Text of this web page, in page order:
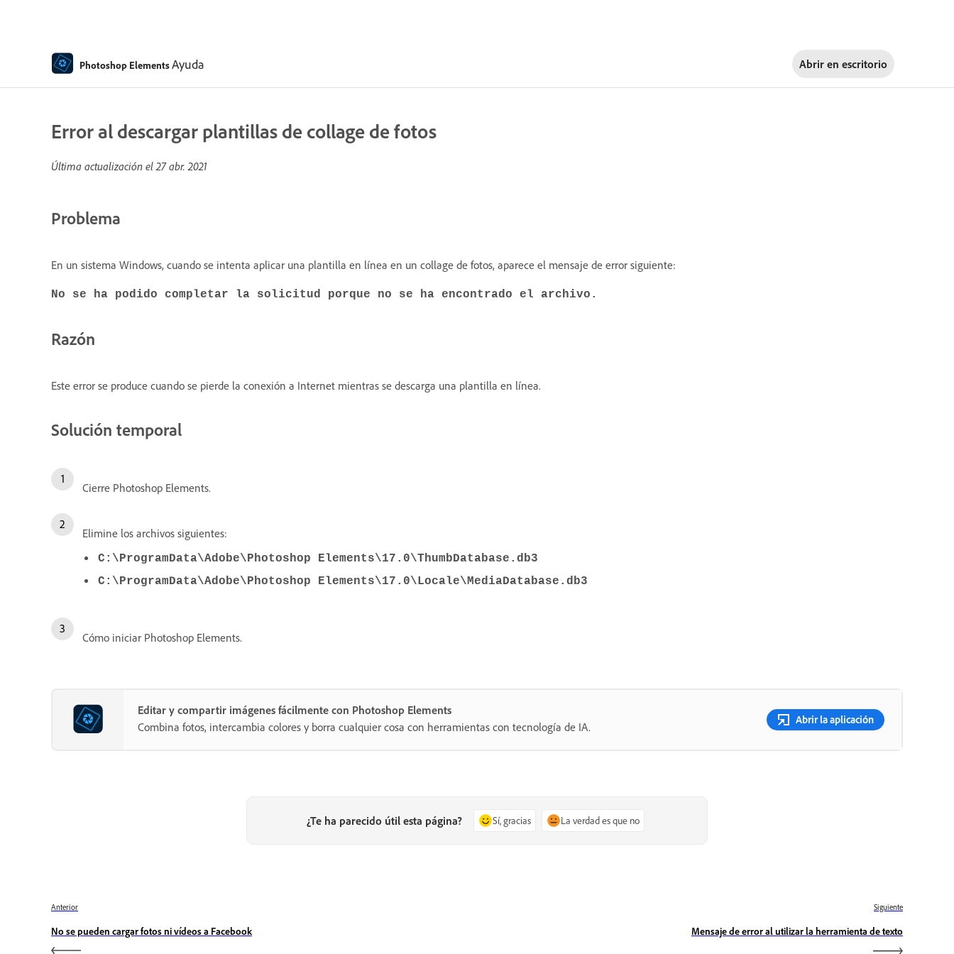
Photoshop ElementsAyuda Abrir en escritorio
Error al descargar plantillas de collage de fotos
Última actualización el27 abr. 2021
Problema
En un sistema Windows, cuando se intenta aplicar una plantilla en línea en un collage de fotos, aparece el mensaje de error siguiente:
No se ha podido completar la solicitud porque no se ha encontrado el archivo.
Razón
Este error se produce cuando se pierde la conexión a Internet mientras se descarga una plantilla en línea.
Solución temporal
Cierre Photoshop Elements.
Elimine los archivos siguientes:
C:\ProgramData\Adobe\Photoshop Elements\17.0\ThumbDatabase.db3
C:\ProgramData\Adobe\Photoshop Elements\17.0\Locale\MediaDatabase.db3
Cómo iniciar Photoshop Elements.
Editar y compartir imágenes fácilmente con Photoshop Elements
Combina fotos, intercambia colores y borra cualquier cosa con herramientas con tecnología de IA.
Abrir la aplicación
¿Te ha parecido útil esta página? Sí, gracias La verdad es que no
Anterior
No se pueden cargar fotos ni vídeos a Facebook
Siguiente
Mensaje de error al utilizar la herramienta de texto